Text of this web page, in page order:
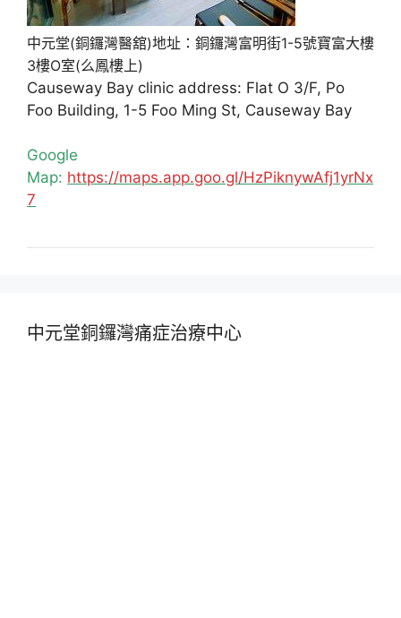
中元堂(銅鑼灣醫舘)地址：銅鑼灣富明街1-5號寶富大樓
3樓O室(么鳳樓上)
Causeway Bay clinic address: Flat O 3/F, Po
Foo Building, 1-5 Foo Ming St, Causeway Bay
Google
Map: https://maps.app.goo.gl/HzPiknywAfj1yrNx
7
中元堂銅鑼灣痛症治療中心